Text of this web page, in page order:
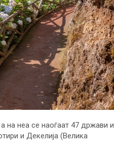
на неа се наоѓаат 47 држави и
и Декелија (Велика